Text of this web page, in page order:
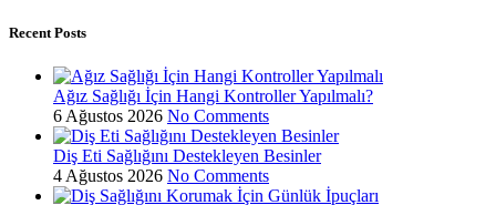
Recent Posts
Ağız Sağlığı İçin Hangi Kontroller Yapılmalı?
6 Ağustos 2026 No Comments
Diş Eti Sağlığını Destekleyen Besinler
4 Ağustos 2026 No Comments